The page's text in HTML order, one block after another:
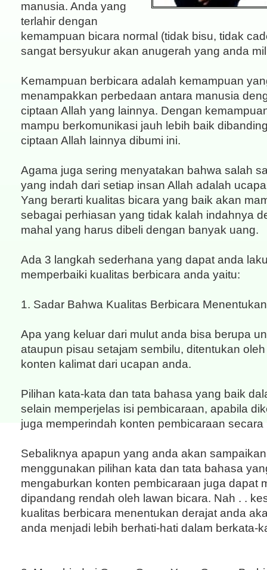
manusia. Anda yang
terlahir dengan
kemampuan bicara normal (tidak bisu, tidak
sangat bersyukur akan anugerah yang anda
Kemampuan berbicara adalah kemampuan
menampakkan perbedaan antara manusia
ciptaan Allah yang lainnya. Dengan
mampu berkomunikasi jauh lebih baik
ciptaan Allah lainnya dibumi ini.
Agama juga sering menyatakan bahwa salah
yang indah dari setiap insan Allah adalah
Yang berarti kualitas bicara yang baik akan
sebagai perhiasan yang tidak kalah indahnya
mahal yang harus dibeli dengan banyak uang.
Ada 3 langkah sederhana yang dapat anda
memperbaiki kualitas berbicara anda yaitu:
1. Sadar Bahwa Kualitas Berbicara
Apa yang keluar dari mulut anda bisa berupa
ataupun pisau setajam sembilu, ditentukan
konten kalimat dari ucapan anda.
Pilihan kata-kata dan tata bahasa yang baik
selain memperjelas isi pembicaraan, apabila
juga memperindah konten pembicaraan
Sebaliknya apapun yang anda akan
menggunakan pilihan kata dan tata bahasa
mengaburkan konten pembicaraan juga dapat
dipandang rendah oleh lawan bicara. Nah . .
kualitas berbicara menentukan derajat anda
anda menjadi lebih berhati-hati dalam berkata-